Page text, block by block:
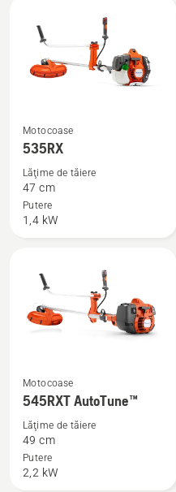
Vezi
mai
multe
detalii
despre
535RX
Motocoase
535RX
Lăţime de tăiere
47 cm
Putere
1,4 kW
Vezi
mai
multe
detalii
despre
545RXT
Motocoase
545RXT AutoTune™
Lăţime de tăiere
49 cm
Putere
2,2 kW